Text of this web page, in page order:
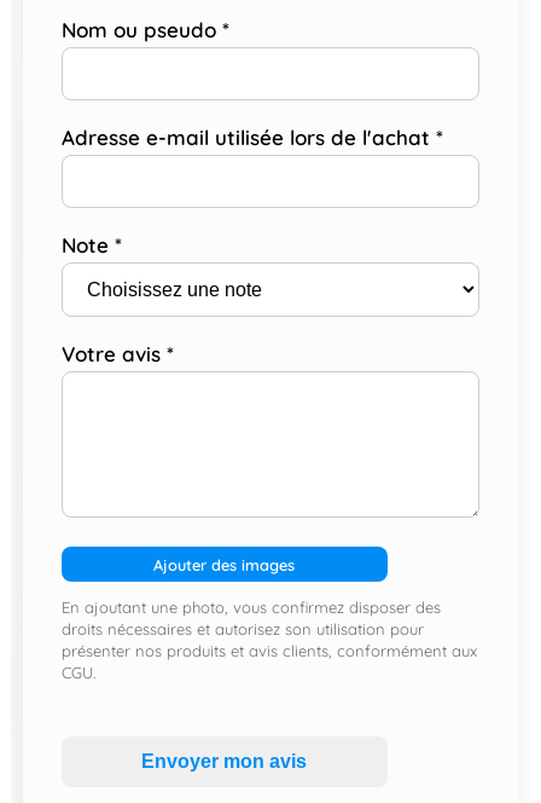
Nom ou pseudo *
Adresse e-mail utilisée lors de l'achat *
Note *
Votre avis *
Ajouter des images
En ajoutant une photo, vous confirmez disposer des
droits nécessaires et autorisez son utilisation pour
présenter nos produits et avis clients, conformément aux
CGU.
Envoyer mon avis